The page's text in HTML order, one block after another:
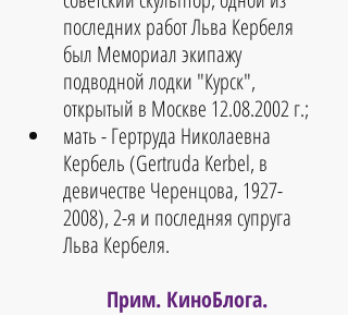
последних работ Льва Кербеля
был Мемориал экипажу
подводной лодки "Курск",
открытый в Москве 12.08.2002 г.;
мать - Гертруда Николаевна
Кербель (Gertruda Kerbel, в
девичестве Черенцова, 1927-
2008), 2-я и последняя супруга
Льва Кербеля.
Прим. КиноБлога.